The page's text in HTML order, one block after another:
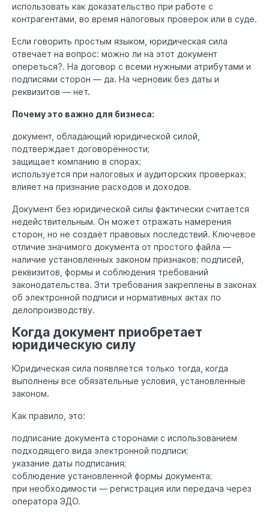
использовать как доказательство при работе с
контрагентами, во время налоговых проверок или в суде.
Если говорить простым языком, юридическая сила
отвечает на вопрос: можно ли на этот документ
опереться?. На договор с всеми нужными атрибутами и
подписями сторон — да. На черновик без даты и
реквизитов — нет.
Почему это важно для бизнеса:
документ, обладающий юридической силой,
подтверждает договорённости;
защищает компанию в спорах;
используется при налоговых и аудиторских проверках;
влияет на признание расходов и доходов.
Документ без юридической силы фактически считается
недействительным. Он может отражать намерения
сторон, но не создаёт правовых последствий. Ключевое
отличие значимого документа от простого файла —
наличие установленных законом признаков: подписей,
реквизитов, формы и соблюдения требований
законодательства. Эти требования закреплены в законах
об электронной подписи и нормативных актах по
делопроизводству.
Когда документ приобретает
юридическую силу
Юридическая сила появляется только тогда, когда
выполнены все обязательные условия, установленные
законом.
Как правило, это:
подписание документа сторонами с использованием
подходящего вида электронной подписи;
указание даты подписания;
соблюдение установленной формы документа;
при необходимости — регистрация или передача через
оператора ЭДО.